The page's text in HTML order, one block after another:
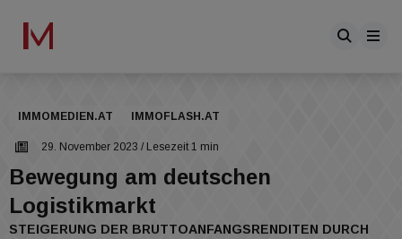
IMMOMEDIEN.AT IMMOFLASH.AT
29. November 2023 / Lesezeit 1 min
Bewegung am deutschen
Logistikmarkt
STEIGERUNG DER BRUTTOANFANGSRENDITEN DURCH